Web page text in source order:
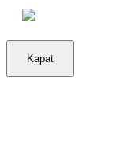
Kapat